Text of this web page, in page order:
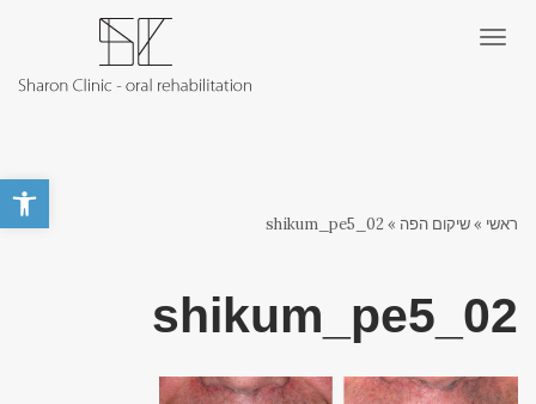
פתח
תפריט
ראשי »שיקום הפה »
02_shikum_pe5
02_shikum_pe5